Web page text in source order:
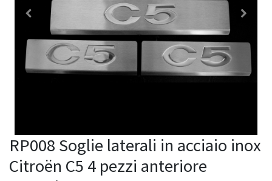
RP008 Soglie laterali in acciaio inox
Citroën C5 4 pezzi anteriore